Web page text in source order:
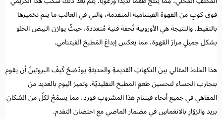
فوق كوبٍ من القهوة الفيتنامية المتقدمة، والتي في الغالب ما يتم تخميرها
بالتقيط. والنتيجة هي الأوروبية تُحفة فنية مُتعددة، حيثُ يوازن البيض الحلو
بشكل جميلٍ مرارَ القهوة، مما يعكس إبداعَ المَطبخ الفيتنامي.
هذا الخلط المثالي بينَ النكهاتِ القديمةِ والحديثةِ يودّضحُ كَيفَ البروتينُ أن يقوم
بتجارب الحساء لتحسين طعمِ المطبخ التقليديّة. وتميز اليوم بالعديد من
المقاهي في جميع أنحاء فيتنام هذا المشروبِ فورد، مما يسمَحُ لكلّ من السّكانِ
بريد والزوّارِ بالانغماسِ في مضمار الماضي مع احتضان التقدم.